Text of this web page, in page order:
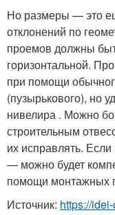
Но размеры — это
отклонений по
проемов должны
горизонтальной.
при помощи
(пузырькового), но
нивелира . Можно
строительным
их исправлять.
— можно будет
помощи монтажных
Источник: https://